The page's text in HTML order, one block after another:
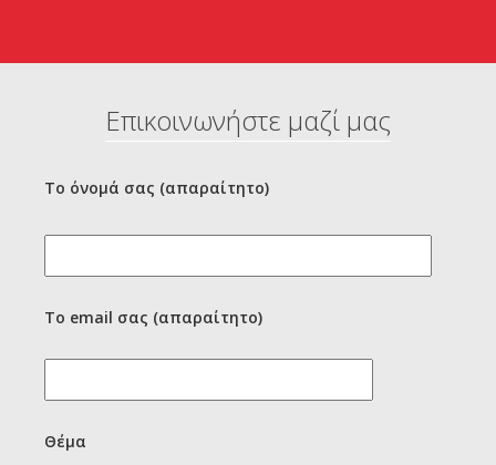
Επικοινωνήστε μαζί μας
Το όνομά σας (απαραίτητο)
Το email σας (απαραίτητο)
Θέμα